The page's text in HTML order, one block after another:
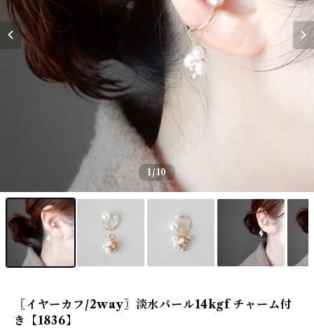
1/10
〖イヤーカフ/2way〗淡水パール14kgf チャーム付
き【1836】